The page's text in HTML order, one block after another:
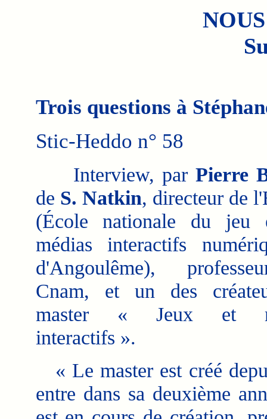
Trois questions à
Stic-Heddo n° 58
Interview, par Pierre
de S. Natkin, directeur de
(École nationale du jeu
médias interactifs
d'Angoulême),
Cnam, et un des
master « Jeux et
interactifs ».
« Le master est créé
entre dans sa deuxième